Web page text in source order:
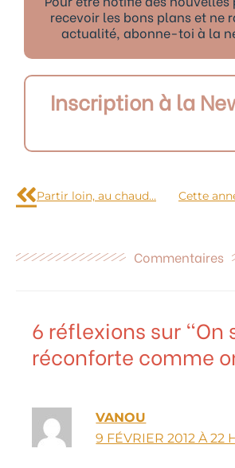
recevoir les bons plans et ne
actualité, abonne-toi à la
Inscription à la
Partir loin, au chaud…
Commentaires
6 réflexions sur “On
réconforte comme
VANOU
9 FÉVRIER 2012 À 22